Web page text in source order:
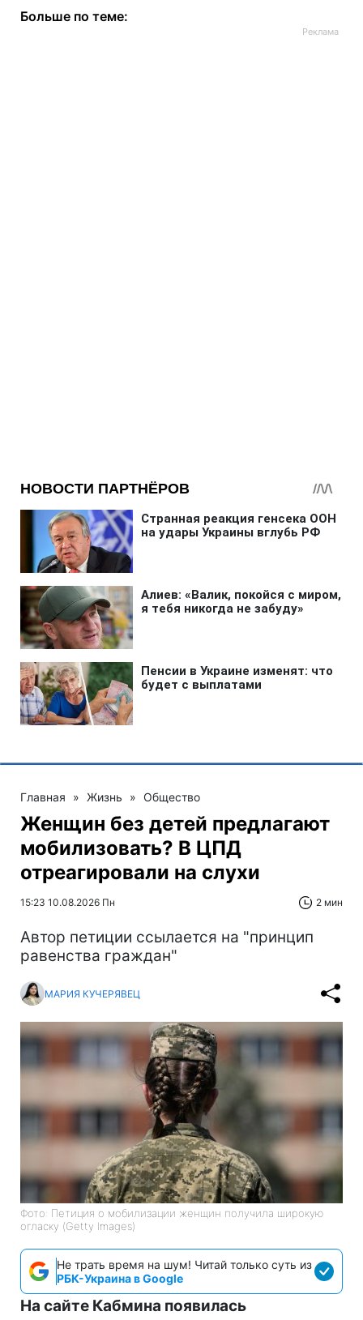
Больше по теме:
Главная » Жизнь » Общество
Женщин без детей предлагают
мобилизовать? В ЦПД
отреагировали на слухи
15:23 10.08.2026 Пн 2 мин
Автор петиции ссылается на "принцип
равенства граждан"
МАРИЯ КУЧЕРЯВЕЦ
Фото: Петиция о мобилизации женщин получила широкую
огласку (Getty Images)
Не трать время на шум! Читай только суть из
РБК-Украина в Google
На сайте Кабмина появилась